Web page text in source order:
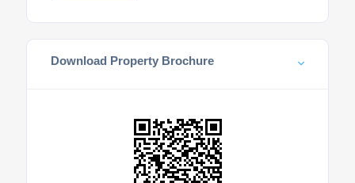
Download Property Brochure